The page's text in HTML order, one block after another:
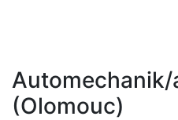
(Olomouc)